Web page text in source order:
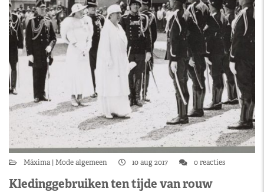
Máxima Mode algemeen 10 aug 2017 0 reacties
Kledinggebruiken ten tijde van rouw